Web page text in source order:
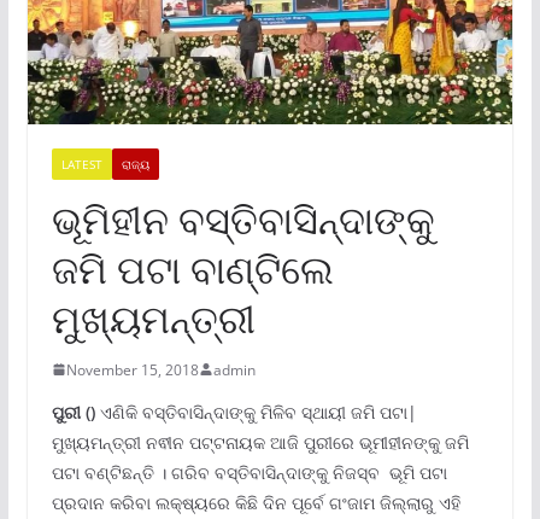
LATEST ରାଜ୍ୟ
ଭୂମିହୀନ ବସ୍ତିବାସିନ୍ଦାଙ୍କୁ
ଜମି ପଟା ବାଣ୍ଟିଲେ
ମୁଖ୍ୟମନ୍ତ୍ରୀ
November 15, 2018 admin
ପୁରୀ ()ଏଣିକି ବସ୍ତିବାସିନ୍ଦାଙ୍କୁ ମିଳିବ ସ୍ଥାୟୀ ଜମି ପଟା|
ମୁଖ୍ୟମନ୍ତ୍ରୀ ନଵୀନ ପଟ୍ଟନାୟକ ଆଜି ପୁରୀରେ ଭୂମୀହୀନଙ୍କୁ ଜମି
ପଟା ବଣ୍ଟିଛନ୍ତି । ଗରିବ ବସ୍ତିବାସିନ୍ଦାଙ୍କୁ ନିଜସ୍ବ ଭୂମି ପଟା
ପ୍ରଦାନ କରିବା ଲକ୍ଷ୍ୟରେ କିଛି ଦିନ ପୂର୍ବେ ଗଂଜାମ ଜିଲ୍ଲାରୁ ଏହି